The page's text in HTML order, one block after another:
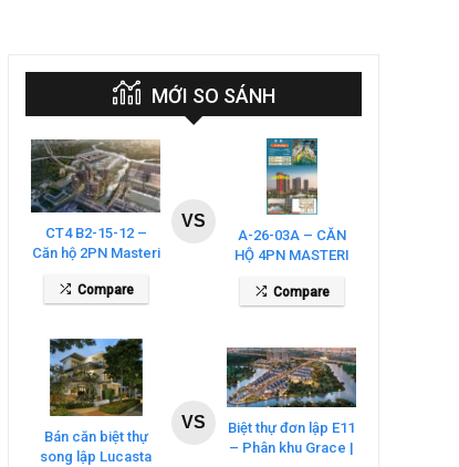
MỚI SO SÁNH
CT4 B2-15-12 –
Căn hộ 2PN Masteri
Compare
VS
A-26-03A – CĂN
HỘ 4PN MASTERI
COSMO CENTRAL
– THE GLOBAL
Compare
Bán căn biệt thự
song lập Lucasta
VS
Biệt thự đơn lập E11
– Phân khu Grace |